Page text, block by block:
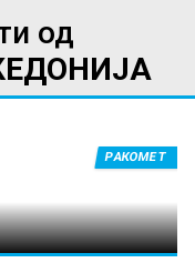
од
РАКОМЕТ